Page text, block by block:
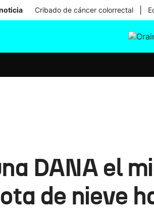
Cribado de cáncer colorrectal
DANA el
de nieve